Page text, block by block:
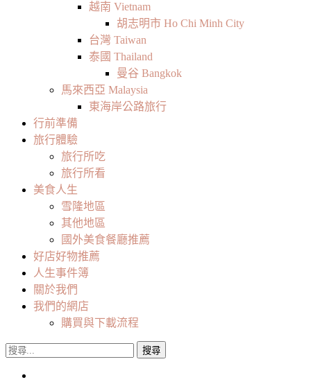
越南 Vietnam
胡志明市 Ho Chi Minh City
台灣 Taiwan
泰國 Thailand
曼谷 Bangkok
馬來西亞 Malaysia
東海岸公路旅行
行前準備
旅行體驗
旅行所吃
旅行所看
美食人生
雪隆地區
其他地區
國外美食餐廳推薦
好店好物推薦
人生事件簿
關於我們
我們的網店
購買與下載流程
搜